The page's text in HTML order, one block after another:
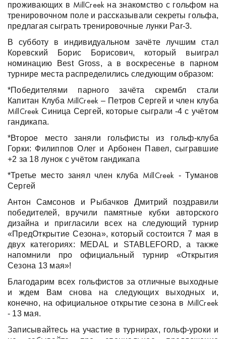
проживающих в MillCreek на знакомство с гольфом на
тренировочном поле и рассказывали секреты гольфа,
предлагая сыграть тренировочные лунки Par-3.
В субботу в индивидуальном зачёте лучшим стал
Коревский Борис Борисович, который выиграл
номинацию Best Gross, а в воскресенье в парном
турнире места распределились следующим образом:
*Победителями парного зачёта скрембл стали
Капитан Клуба MillCreek – Петров Сергей и член клуба
MillCreek Синица Сергей, которые сыграли -4 с учётом
гандикапа.
*Второе место заняли гольфисты из гольф-клуба
Горки: Филиппов Олег и Арбонен Павел, сыгравшие
+2 за 18 лунок с учётом гандикапа
*Третье место занял член клуба MillCreek - Туманов
Сергей
Антон Самсонов и Рыбачков Дмитрий поздравили
победителей, вручили памятные кубки авторского
дизайна и пригласили всех на следующий турнир
«ПредОткрытие Сезона», который состоится 7 мая в
двух категориях: MEDAL и STABLEFORD, а также
напомнили про официальный турнир «Открытия
Сезона 13 мая»!
Благодарим всех гольфистов за отличные выходные
и ждем Вам снова на следующих выходных и,
конечно, на официальное открытие сезона в MillCreek
- 13 мая.
Записывайтесь на участие в турнирах, гольф-уроки и